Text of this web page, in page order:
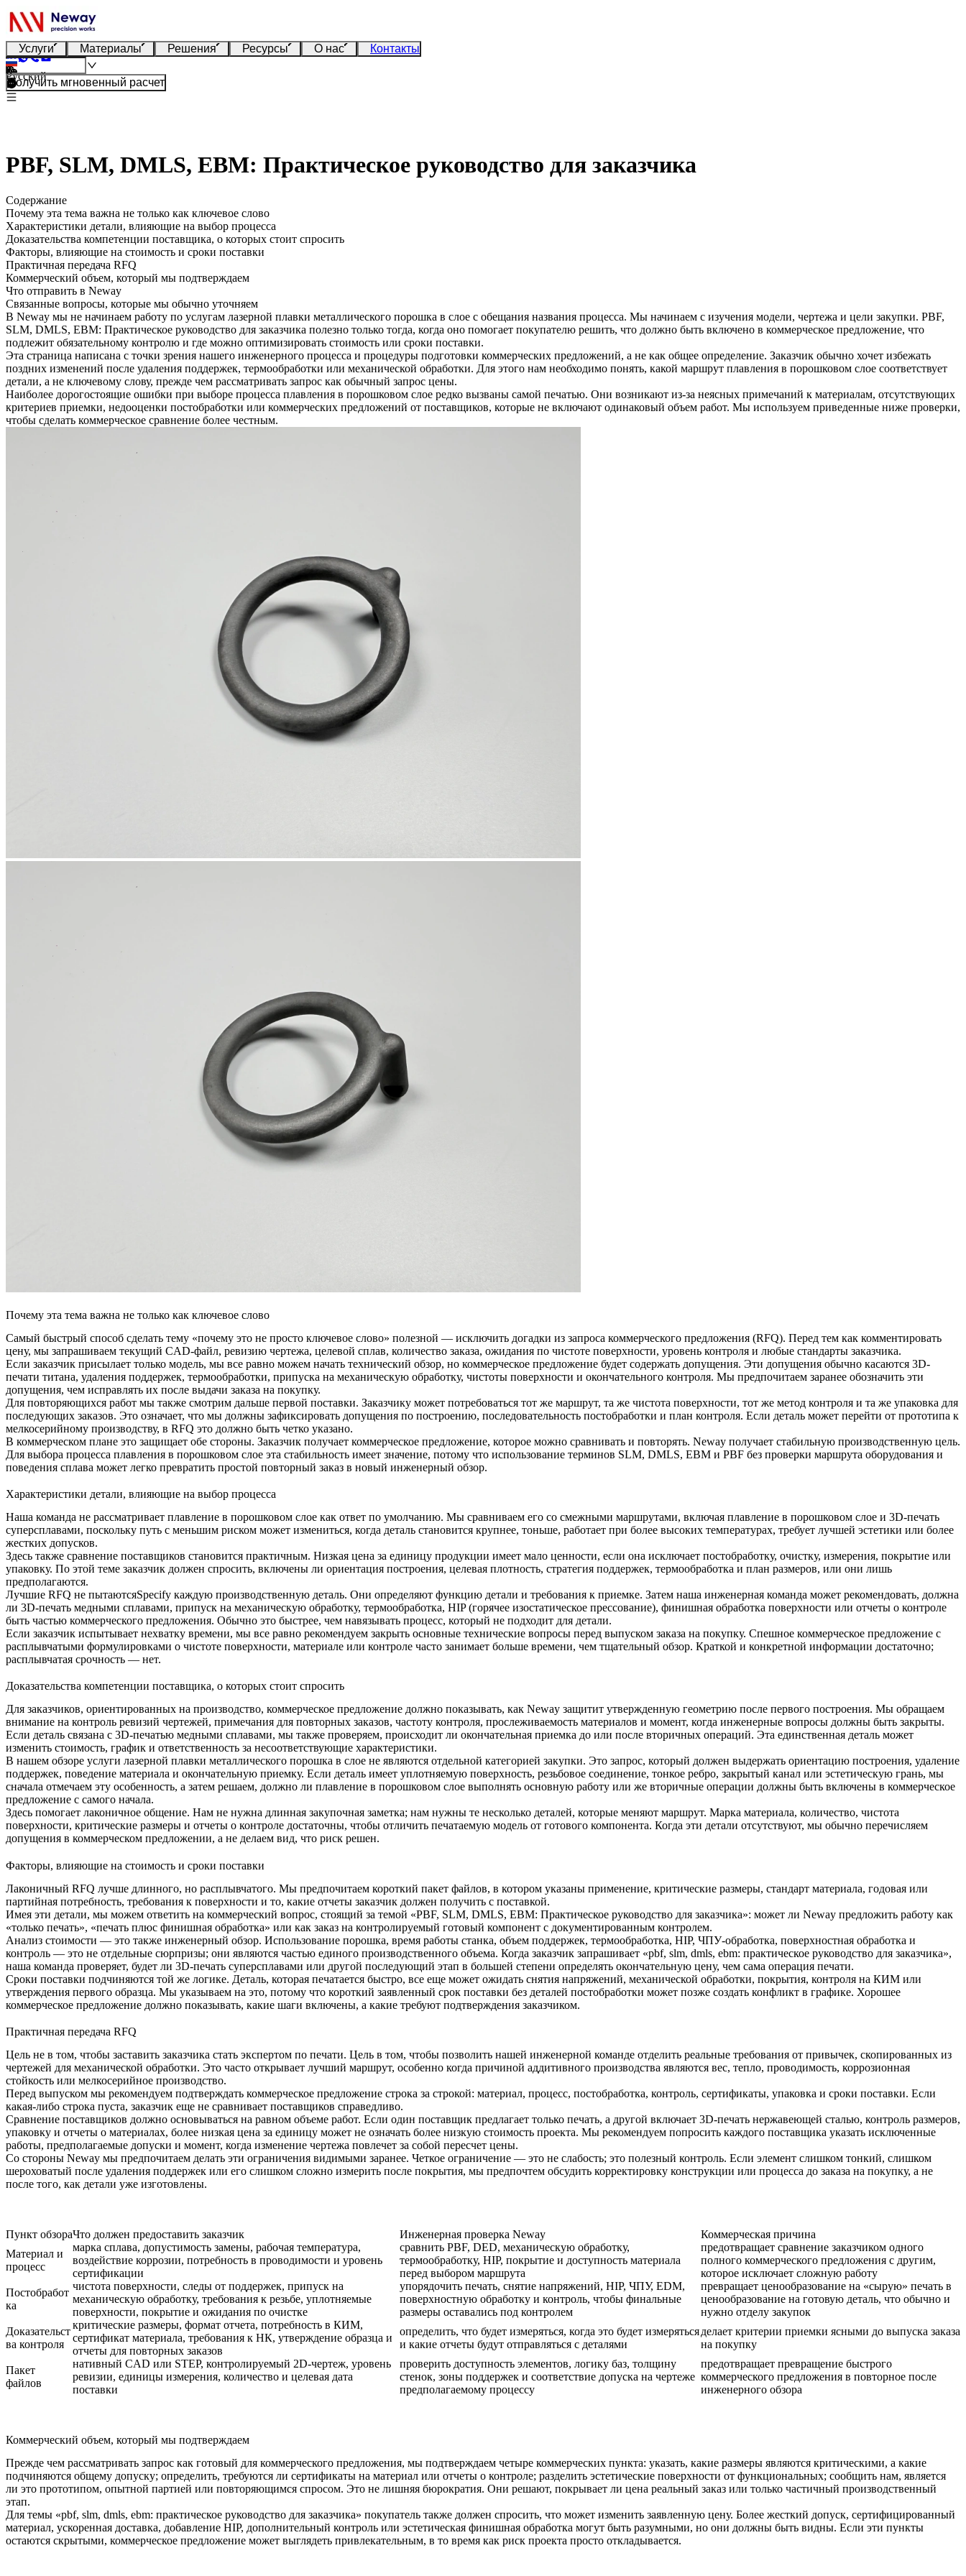
Услуги Материалы Решения Ресурсы О нас Контакты
Русский
Получить мгновенный расчет
PBF, SLM, DMLS, EBM: Практическое руководство для заказчика
Содержание
Почему эта тема важна не только как ключевое слово
Характеристики детали, влияющие на выбор процесса
Доказательства компетенции поставщика, о которых стоит спросить
Факторы, влияющие на стоимость и сроки поставки
Практичная передача RFQ
Коммерческий объем, который мы подтверждаем
Что отправить в Neway
Связанные вопросы, которые мы обычно уточняем
В Neway мы не начинаем работу по услугам лазерной плавки металлического порошка в слое с обещания названия процесса. Мы начинаем с изучения модели, чертежа и цели закупки. PBF,
SLM, DMLS, EBM: Практическое руководство для заказчика полезно только тогда, когда оно помогает покупателю решить, что должно быть включено в коммерческое предложение, что
подлежит обязательному контролю и где можно оптимизировать стоимость или сроки поставки.
Эта страница написана с точки зрения нашего инженерного процесса и процедуры подготовки коммерческих предложений, а не как общее определение. Заказчик обычно хочет избежать
поздних изменений после удаления поддержек, термообработки или механической обработки. Для этого нам необходимо понять, какой маршрут плавления в порошковом слое соответствует
детали, а не ключевому слову, прежде чем рассматривать запрос как обычный запрос цены.
Наиболее дорогостоящие ошибки при выборе процесса плавления в порошковом слое редко вызваны самой печатью. Они возникают из-за неясных примечаний к материалам, отсутствующих
критериев приемки, недооценки постобработки или коммерческих предложений от поставщиков, которые не включают одинаковый объем работ. Мы используем приведенные ниже проверки,
чтобы сделать коммерческое сравнение более честным.
Почему эта тема важна не только как ключевое слово
Самый быстрый способ сделать тему «почему это не просто ключевое слово» полезной — исключить догадки из запроса коммерческого предложения (RFQ). Перед тем как комментировать
цену, мы запрашиваем текущий CAD-файл, ревизию чертежа, целевой сплав, количество заказа, ожидания по чистоте поверхности, уровень контроля и любые стандарты заказчика.
Если заказчик присылает только модель, мы все равно можем начать технический обзор, но коммерческое предложение будет содержать допущения. Эти допущения обычно касаются 3D-
печати титана, удаления поддержек, термообработки, припуска на механическую обработку, чистоты поверхности и окончательного контроля. Мы предпочитаем заранее обозначить эти
допущения, чем исправлять их после выдачи заказа на покупку.
Для повторяющихся работ мы также смотрим дальше первой поставки. Заказчику может потребоваться тот же маршрут, та же чистота поверхности, тот же метод контроля и та же упаковка для
последующих заказов. Это означает, что мы должны зафиксировать допущения по построению, последовательность постобработки и план контроля. Если деталь может перейти от прототипа к
мелкосерийному производству, в RFQ это должно быть четко указано.
В коммерческом плане это защищает обе стороны. Заказчик получает коммерческое предложение, которое можно сравнивать и повторять. Neway получает стабильную производственную цель.
Для выбора процесса плавления в порошковом слое эта стабильность имеет значение, потому что использование терминов SLM, DMLS, EBM и PBF без проверки маршрута оборудования и
поведения сплава может легко превратить простой повторный заказ в новый инженерный обзор.
Характеристики детали, влияющие на выбор процесса
Наша команда не рассматривает плавление в порошковом слое как ответ по умолчанию. Мы сравниваем его со смежными маршрутами, включая плавление в порошковом слое и 3D-печать
суперсплавами, поскольку путь с меньшим риском может измениться, когда деталь становится крупнее, тоньше, работает при более высоких температурах, требует лучшей эстетики или более
жестких допусков.
Здесь также сравнение поставщиков становится практичным. Низкая цена за единицу продукции имеет мало ценности, если она исключает постобработку, очистку, измерения, покрытие или
упаковку. По этой теме заказчик должен спросить, включены ли ориентация построения, целевая плотность, стратегия поддержек, термообработка и план размеров, или они лишь
предполагаются.
Лучшие RFQ не пытаютсяSpecify каждую производственную деталь. Они определяют функцию детали и требования к приемке. Затем наша инженерная команда может рекомендовать, должна
ли 3D-печать медными сплавами, припуск на механическую обработку, термообработка, HIP (горячее изостатическое прессование), финишная обработка поверхности или отчеты о контроле
быть частью коммерческого предложения. Обычно это быстрее, чем навязывать процесс, который не подходит для детали.
Если заказчик испытывает нехватку времени, мы все равно рекомендуем закрыть основные технические вопросы перед выпуском заказа на покупку. Спешное коммерческое предложение с
расплывчатыми формулировками о чистоте поверхности, материале или контроле часто занимает больше времени, чем тщательный обзор. Краткой и конкретной информации достаточно;
расплывчатая срочность — нет.
Доказательства компетенции поставщика, о которых стоит спросить
Для заказчиков, ориентированных на производство, коммерческое предложение должно показывать, как Neway защитит утвержденную геометрию после первого построения. Мы обращаем
внимание на контроль ревизий чертежей, примечания для повторных заказов, частоту контроля, прослеживаемость материалов и момент, когда инженерные вопросы должны быть закрыты.
Если деталь связана с 3D-печатью медными сплавами, мы также проверяем, происходит ли окончательная приемка до или после вторичных операций. Эта единственная деталь может
изменить стоимость, график и ответственность за несоответствующие характеристики.
В нашем обзоре услуги лазерной плавки металлического порошка в слое не являются отдельной категорией закупки. Это запрос, который должен выдержать ориентацию построения, удаление
поддержек, поведение материала и окончательную приемку. Если деталь имеет уплотняемую поверхность, резьбовое соединение, тонкое ребро, закрытый канал или эстетическую грань, мы
сначала отмечаем эту особенность, а затем решаем, должно ли плавление в порошковом слое выполнять основную работу или же вторичные операции должны быть включены в коммерческое
предложение с самого начала.
Здесь помогает лаконичное общение. Нам не нужна длинная закупочная заметка; нам нужны те несколько деталей, которые меняют маршрут. Марка материала, количество, чистота
поверхности, критические размеры и отчеты о контроле достаточны, чтобы отличить печатаемую модель от готового компонента. Когда эти детали отсутствуют, мы обычно перечисляем
допущения в коммерческом предложении, а не делаем вид, что риск решен.
Факторы, влияющие на стоимость и сроки поставки
Лаконичный RFQ лучше длинного, но расплывчатого. Мы предпочитаем короткий пакет файлов, в котором указаны применение, критические размеры, стандарт материала, годовая или
партийная потребность, требования к поверхности и то, какие отчеты заказчик должен получить с поставкой.
Имея эти детали, мы можем ответить на коммерческий вопрос, стоящий за темой «PBF, SLM, DMLS, EBM: Практическое руководство для заказчика»: может ли Neway предложить работу как
«только печать», «печать плюс финишная обработка» или как заказ на контролируемый готовый компонент с документированным контролем.
Анализ стоимости — это также инженерный обзор. Использование порошка, время работы станка, объем поддержек, термообработка, HIP, ЧПУ-обработка, поверхностная обработка и
контроль — это не отдельные сюрпризы; они являются частью единого производственного объема. Когда заказчик запрашивает «pbf, slm, dmls, ebm: практическое руководство для заказчика»,
наша команда проверяет, будет ли 3D-печать суперсплавами или другой последующий этап в большей степени определять окончательную цену, чем сама операция печати.
Сроки поставки подчиняются той же логике. Деталь, которая печатается быстро, все еще может ожидать снятия напряжений, механической обработки, покрытия, контроля на КИМ или
утверждения первого образца. Мы указываем на это, потому что короткий заявленный срок поставки без деталей постобработки может позже создать конфликт в графике. Хорошее
коммерческое предложение должно показывать, какие шаги включены, а какие требуют подтверждения заказчиком.
Практичная передача RFQ
Цель не в том, чтобы заставить заказчика стать экспертом по печати. Цель в том, чтобы позволить нашей инженерной команде отделить реальные требования от привычек, скопированных из
чертежей для механической обработки. Это часто открывает лучший маршрут, особенно когда причиной аддитивного производства являются вес, тепло, проводимость, коррозионная
стойкость или мелкосерийное производство.
Перед выпуском мы рекомендуем подтверждать коммерческое предложение строка за строкой: материал, процесс, постобработка, контроль, сертификаты, упаковка и сроки поставки. Если
какая-либо строка пуста, заказчик еще не сравнивает поставщиков справедливо.
Сравнение поставщиков должно основываться на равном объеме работ. Если один поставщик предлагает только печать, а другой включает 3D-печать нержавеющей сталью, контроль размеров,
упаковку и отчеты о материалах, более низкая цена за единицу может не означать более низкую стоимость проекта. Мы рекомендуем попросить каждого поставщика указать исключенные
работы, предполагаемые допуски и момент, когда изменение чертежа повлечет за собой пересчет цены.
Со стороны Neway мы предпочитаем делать эти ограничения видимыми заранее. Четкое ограничение — это не слабость; это полезный контроль. Если элемент слишком тонкий, слишком
шероховатый после удаления поддержек или его слишком сложно измерить после покрытия, мы предпочтем обсудить корректировку конструкции или процесса до заказа на покупку, а не
после того, как детали уже изготовлены.
Пункт обзораЧто должен предоставить заказчик Инженерная проверка Neway
Коммерческая причина
Материал и
процесс
марка сплава, допустимость замены, рабочая температура,
воздействие коррозии, потребность в проводимости и уровень
сертификации
сравнить PBF, DED, механическую обработку,
термообработку, HIP, покрытие и доступность материала
перед выбором маршрута
предотвращает сравнение заказчиком одного
полного коммерческого предложения с другим,
которое исключает сложную работу
Постобработ
ка
чистота поверхности, следы от поддержек, припуск на
механическую обработку, требования к резьбе, уплотняемые
поверхности, покрытие и ожидания по очистке
упорядочить печать, снятие напряжений, HIP, ЧПУ, EDM,
поверхностную обработку и контроль, чтобы финальные
размеры оставались под контролем
превращает ценообразование на «сырую» печать в
ценообразование на готовую деталь, что обычно и
нужно отделу закупок
Доказательст
ва контроля
критические размеры, формат отчета, потребность в КИМ,
сертификат материала, требования к НК, утверждение образца и
отчеты для повторных заказов
определить, что будет измеряться, когда это будет измеряться
и какие отчеты будут отправляться с деталями
делает критерии приемки ясными до выпуска заказа
на покупку
Пакет
файлов
нативный CAD или STEP, контролируемый 2D-чертеж, уровень
ревизии, единицы измерения, количество и целевая дата
поставки
проверить доступность элементов, логику баз, толщину
стенок, зоны поддержек и соответствие допуска на чертеже
предполагаемому процессу
предотвращает превращение быстрого
коммерческого предложения в повторное после
инженерного обзора
Коммерческий объем, который мы подтверждаем
Прежде чем рассматривать запрос как готовый для коммерческого предложения, мы подтверждаем четыре коммерческих пункта: указать, какие размеры являются критическими, а какие
подчиняются общему допуску; определить, требуются ли сертификаты на материал или отчеты о контроле; разделить эстетические поверхности от функциональных; сообщить нам, является
ли это прототипом, опытной партией или повторяющимся спросом. Это не лишняя бюрократия. Они решают, покрывает ли цена реальный заказ или только частичный производственный
этап.
Для темы «pbf, slm, dmls, ebm: практическое руководство для заказчика» покупатель также должен спросить, что может изменить заявленную цену. Более жесткий допуск, сертифицированный
материал, ускоренная доставка, добавление HIP, дополнительный контроль или эстетическая финишная обработка могут быть разумными, но они должны быть видны. Если эти пункты
остаются скрытыми, коммерческое предложение может выглядеть привлекательным, в то время как риск проекта просто откладывается.